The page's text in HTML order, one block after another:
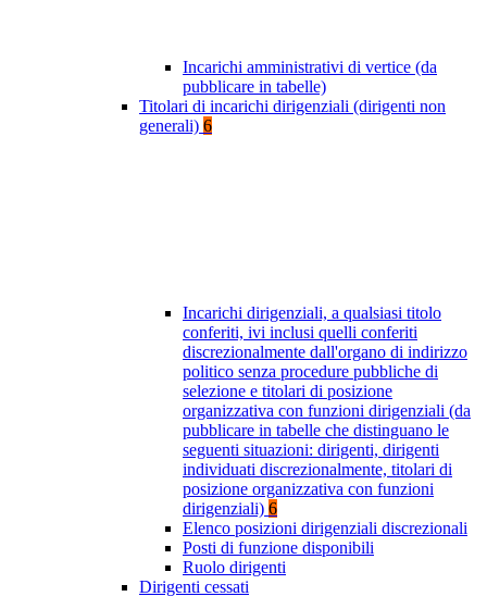
Incarichi amministrativi di vertice (da
pubblicare in tabelle)
Titolari di incarichi dirigenziali (dirigenti non
generali) 6
Incarichi dirigenziali, a qualsiasi titolo
conferiti, ivi inclusi quelli conferiti
discrezionalmente dall'organo di indirizzo
politico senza procedure pubbliche di
selezione e titolari di posizione
organizzativa con funzioni dirigenziali (da
pubblicare in tabelle che distinguano le
seguenti situazioni: dirigenti, dirigenti
individuati discrezionalmente, titolari di
posizione organizzativa con funzioni
dirigenziali) 6
Elenco posizioni dirigenziali discrezionali
Posti di funzione disponibili
Ruolo dirigenti
Dirigenti cessati